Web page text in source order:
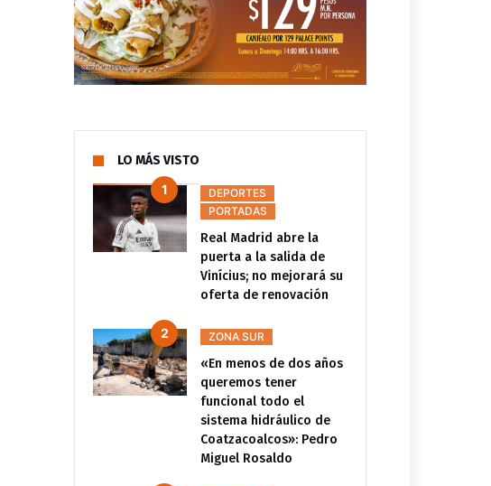
LO MÁS VISTO
DEPORTES
PORTADAS
Real Madrid abre la
puerta a la salida de
Vinícius; no mejorará su
oferta de renovación
ZONA SUR
«En menos de dos años
queremos tener
funcional todo el
sistema hidráulico de
Coatzacoalcos»: Pedro
Miguel Rosaldo